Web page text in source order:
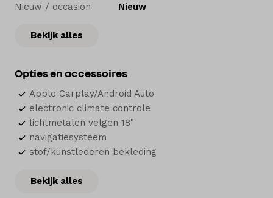
Nederland.
Nieuw / occasion
Nieuw
Bekijk alles
Opties en accessoires
Apple Carplay/Android Auto
electronic climate controle
lichtmetalen velgen 18"
navigatiesysteem
stof/kunstlederen bekleding
Bekijk alles